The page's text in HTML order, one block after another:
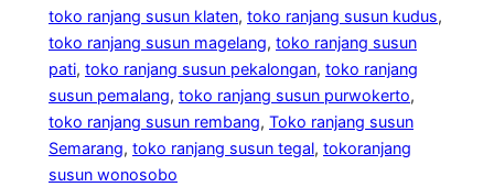
toko ranjang susun klaten, toko ranjang susun kudus
toko ranjang susun magelang, toko ranjang susun
pati, toko ranjang susun pekalongan, toko ranjang
susun pemalang, toko ranjang susun purwokerto
toko ranjang susun rembang, Toko ranjang susun
Semarang, toko ranjang susun tegal, tokoranjang
susun wonosobo